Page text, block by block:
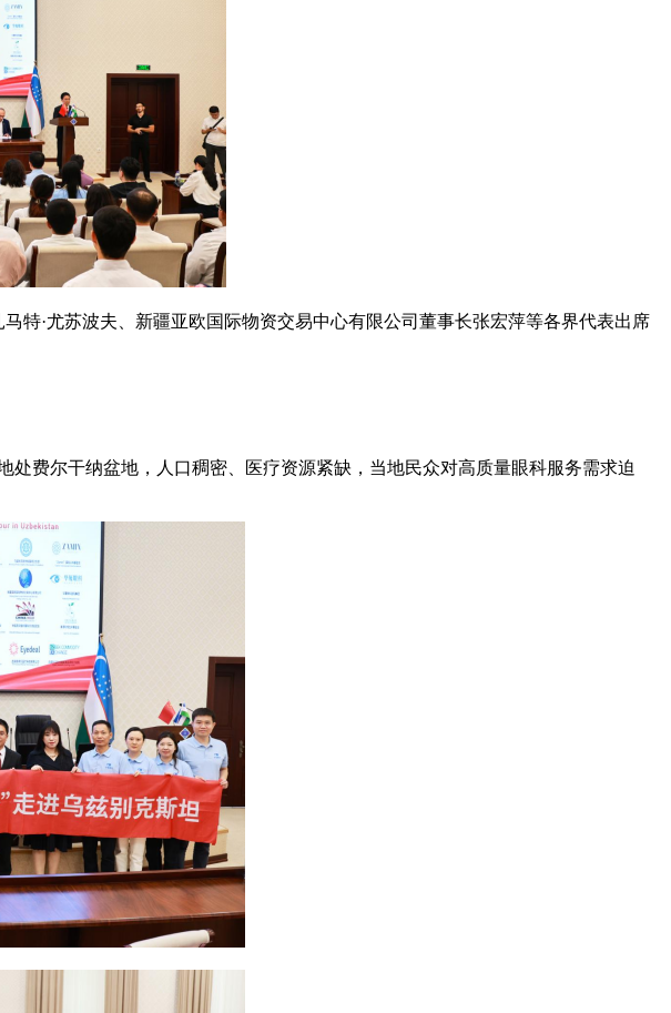
特·尤苏波夫、新疆亚欧国际物资交易中心有限公司董事长张宏萍等各界代表出席
费尔干纳盆地，人口稠密、医疗资源紧缺，当地民众对高质量眼科服务需求迫